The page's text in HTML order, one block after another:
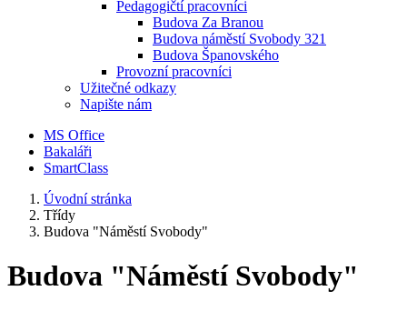
Pedagogičtí pracovníci
Budova Za Branou
Budova náměstí Svobody 321
Budova Španovského
Provozní pracovníci
Užitečné odkazy
Napište nám
MS Office
Bakaláři
SmartClass
Úvodní stránka
Třídy
Budova "Náměstí Svobody"
Budova "Náměstí Svobody"